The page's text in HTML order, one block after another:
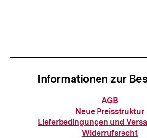
Informationen zur
zur
AGB
Neue Preisstruktur
Lieferbedingungen und
Widerrufsrecht